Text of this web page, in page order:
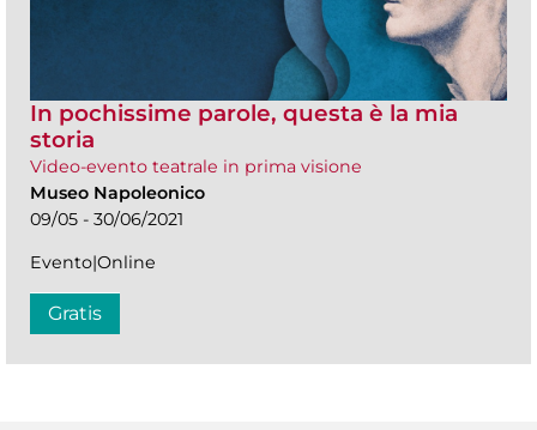
In pochissime parole, questa è la mia
storia
Video-evento teatrale in prima visione
Museo Napoleonico
09/05 - 30/06/2021
Evento|Online
Gratis